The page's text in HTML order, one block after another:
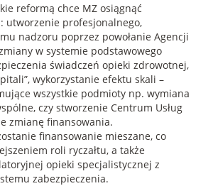
reformą chce MZ osiągnąć
utworzenie profesjonalnego,
nadzoru poprzez powołanie Agencji
w systemie podstawowego
świadczeń opieki zdrowotnej,
wykorzystanie efektu skali –
wszystkie podmioty np. wymiana
czy stworzenie Centrum Usług
zmianę finansowania.
finansowanie mieszane, co
roli ryczałtu, a także
opieki specjalistycznej z
zabezpieczenia.